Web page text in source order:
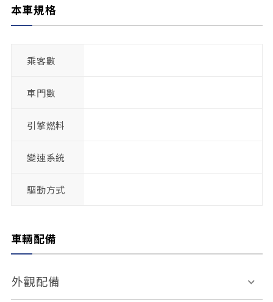
本車規格
乘客數
車門數
引擎燃料
變速系統
驅動方式
車輛配備
外觀配備